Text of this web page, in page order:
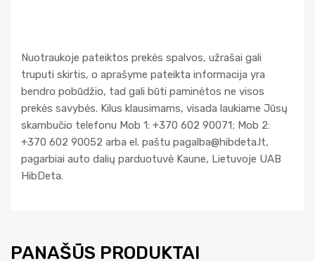
Nuotraukoje pateiktos prekės spalvos, užrašai gali
truputi skirtis, o aprašyme pateikta informacija yra
bendro pobūdžio, tad gali būti paminėtos ne visos
prekės savybės. Kilus klausimams, visada laukiame Jūsų
skambučio telefonu Mob 1: +370 602 90071; Mob 2:
+370 602 90052 arba el. paštu pagalba@hibdeta.lt,
pagarbiai auto dalių parduotuvė Kaune, Lietuvoje UAB
HibDeta.
PANAŠŪS PRODUKTAI